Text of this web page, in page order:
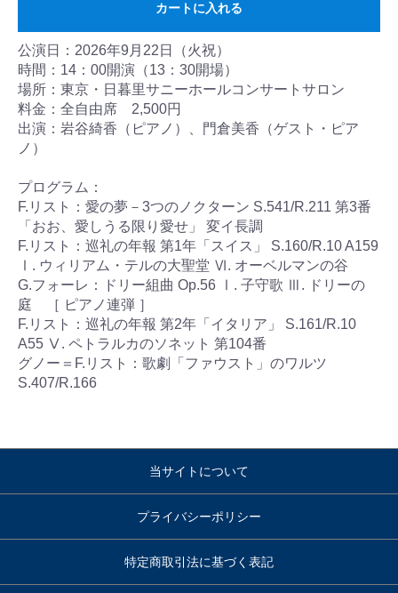
カートに入れる
公演日：2026年9月22日（火祝）
時間：14：00開演（13：30開場）
場所：東京・日暮里サニーホールコンサートサロン
料金：全自由席 2,500円
出演：岩谷綺香（ピアノ）、門倉美香（ゲスト・ピア
ノ）
プログラム：
F.リスト：愛の夢－3つのノクターン S.541/R.211 第3番
「おお、愛しうる限り愛せ」 変イ長調
F.リスト：巡礼の年報 第1年「スイス」 S.160/R.10 A159
Ⅰ. ウィリアム・テルの大聖堂 Ⅵ. オーベルマンの谷
G.フォーレ：ドリー組曲 Op.56 Ⅰ. 子守歌 Ⅲ. ドリーの
庭 ［ ピアノ連弾 ］
F.リスト：巡礼の年報 第2年「イタリア」 S.161/R.10
A55 Ⅴ. ペトラルカのソネット 第104番
グノー＝F.リスト：歌劇「ファウスト」のワルツ
S.407/R.166
当サイトについて
プライバシーポリシー
特定商取引法に基づく表記